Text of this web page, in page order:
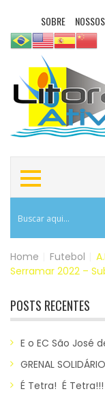
SOBRE
Home Futebol
Serramar 2022 –
POSTS RECENTES
E o EC São José
GRENAL
É Tetra! É